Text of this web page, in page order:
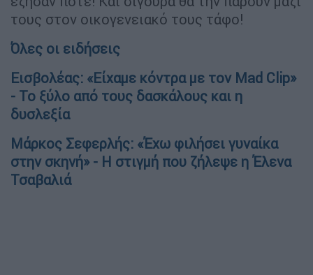
τους στον οικογενειακό τους τάφο!
Όλες οι ειδήσεις
Εισβολέας: «Είχαμε κόντρα με τον Mad Clip»
- Το ξύλο από τους δασκάλους και η
δυσλεξία
Μάρκος Σεφερλής: «Έχω φιλήσει γυναίκα
στην σκηνή» - Η στιγμή που ζήλεψε η Έλενα
Τσαβαλιά